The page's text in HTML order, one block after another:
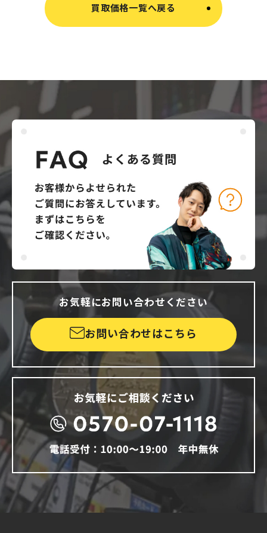
買取価格一覧へ戻る
お気軽にお問い合わせください
お問い合わせはこちら